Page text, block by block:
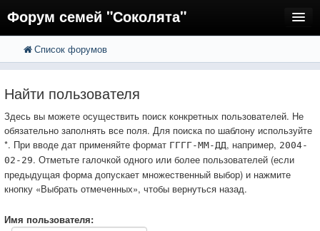
Форум семей "Соколята"
FAQ
Вход
Список форумов
Найти пользователя
Здесь вы можете осуществить поиск конкретных пользователей. Не
обязательно заполнять все поля. Для поиска по шаблону используйте
*. При вводе дат применяйте формат ГГГГ-ММ-ДД, например, 2004-
02-29. Отметьте галочкой одного или более пользователей (если
предыдущая форма допускает множественный выбор) и нажмите
кнопку «Выбрать отмеченных», чтобы вернуться назад.
Имя пользователя: